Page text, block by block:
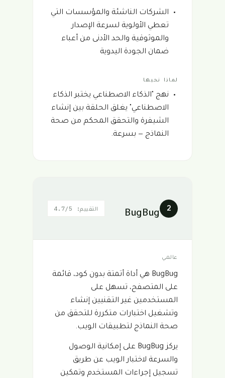
الشركات الناشئة والمؤسسات التي
تعطي الأولوية لسرعة الإصدار
والموثوقية والحد الأدنى من أعباء
ضمان الجودة اليدوية
لماذا نحبها
نهج "الذكاء الاصطناعي يختبر الذكاء
الاصطناعي" يغلق الحلقة بين إنشاء
الشيفرة والتحقق المحكم من صحة
النماذج — بسرعة.
2
BugBug
التقييم: 4.7/5
عالمي
BugBug هي أداة أتمتة بدون كود، قائمة
على المتصفح، تسهل على
المستخدمين غير التقنيين إنشاء
وتشغيل اختبارات متكررة للتحقق من
صحة النماذج لتطبيقات الويب.
يركز BugBug على إمكانية الوصول
والسرعة لاختبار الويب عن طريق
تسجيل إجراءات المستخدم وتمكين